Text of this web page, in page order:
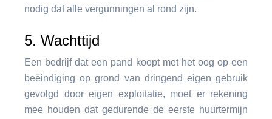
nodig dat alle vergunningen al rond zijn.
5. Wachttijd
Een bedrijf dat een pand koopt met het oog op een
beëindiging op grond van dringend eigen gebruik
gevolgd door eigen exploitatie, moet er rekening
mee houden dat gedurende de eerste huurtermijn